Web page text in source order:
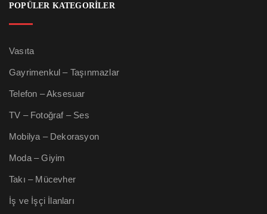
POPÜLER KATEGORİLER
Vasıta
Gayrimenkul – Taşınmazlar
Telefon – Aksesuar
TV – Fotoğraf – Ses
Mobilya – Dekorasyon
Moda – Giyim
Takı – Mücevher
İş ve İşçi İlanları